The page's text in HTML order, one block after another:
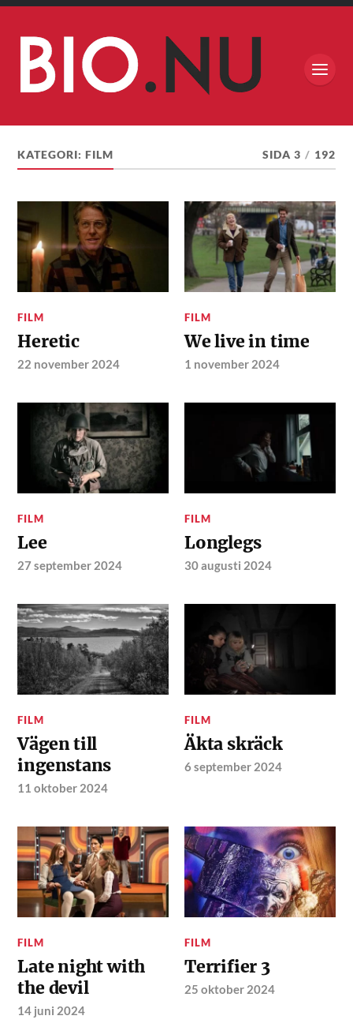
KATEGORI:FILM SIDA 3 / 192
FILM
Heretic
22 november 2024
FILM
We live in time
1 november 2024
FILM
Lee
27 september 2024
FILM
Longlegs
30 augusti 2024
FILM
Vägen till
ingenstans
11 oktober 2024
FILM
Äkta skräck
6 september 2024
FILM
Late night with
the devil
14 juni 2024
FILM
Terrifier 3
25 oktober 2024